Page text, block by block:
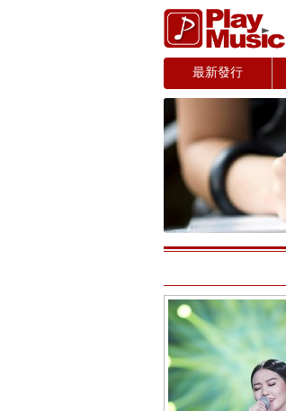
最新發行